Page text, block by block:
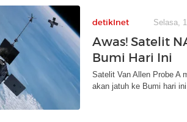
detikInet Selasa,
Awas! Satelit
Bumi Hari Ini
Satelit Van Allen Probe A
akan jatuh ke Bumi hari